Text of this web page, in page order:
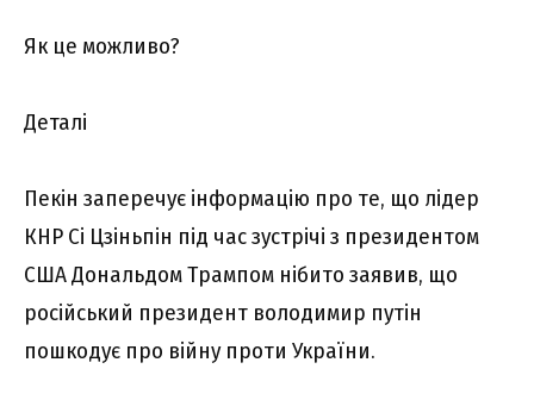
Як це можливо?
Деталі
Пекін заперечує інформацію про те, що лідер
КНР Сі Цзіньпін під час зустрічі з президентом
США Дональдом Трампом нібито заявив, що
російський президент володимир путін
пошкодує про війну проти України.